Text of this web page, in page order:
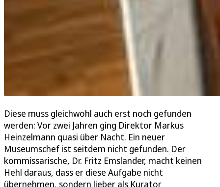
Diese muss gleichwohl auch erst noch gefunden
werden: Vor zwei Jahren ging Direktor Markus
Heinzelmann quasi über Nacht. Ein neuer
Museumschef ist seitdem nicht gefunden. Der
kommissarische, Dr. Fritz Emslander, macht keinen
Hehl daraus, dass er diese Aufgabe nicht
übernehmen, sondern lieber als Kurator